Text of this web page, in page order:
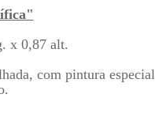
x 0,87 alt.
com pintura especial